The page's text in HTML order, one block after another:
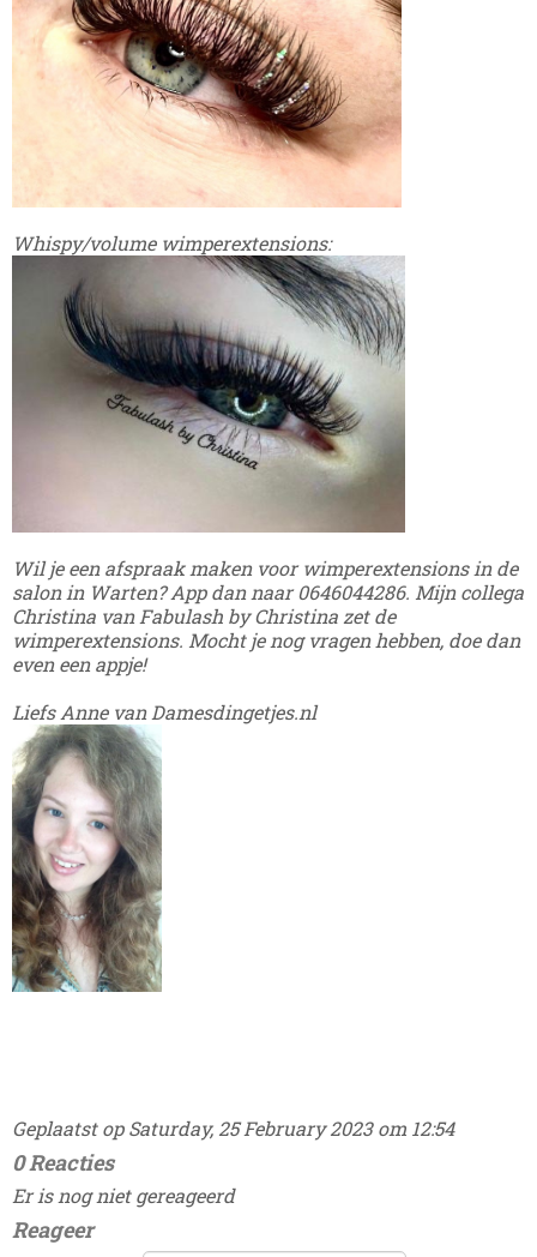
Whispy/volume wimperextensions:
Wil je een afspraak maken voor wimperextensions in de
salon in Warten? App dan naar 0646044286. Mijn collega
Christina van Fabulash by Christina zet de
wimperextensions. Mocht je nog vragen hebben, doe dan
even een appje!
Liefs Anne van Damesdingetjes.nl
Geplaatst op Saturday, 25 February 2023 om 12:54
0 Reacties
Er is nog niet gereageerd
Reageer